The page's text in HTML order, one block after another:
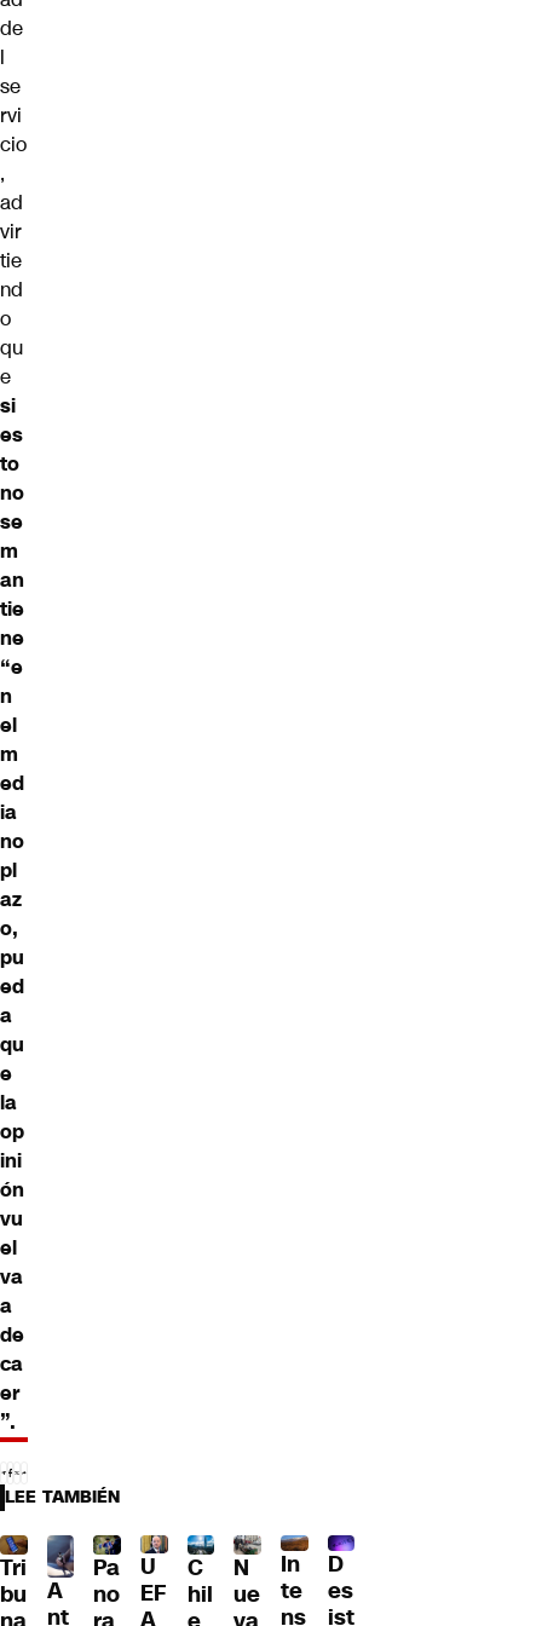
de
l
se
rvi
cio
,
ad
vir
tie
nd
o
qu
e
si
es
to
no
se
m
an
tie
ne
“e
n
el
m
ed
ia
no
pl
az
o,
pu
ed
a
qu
e
la
op
ini
ón
vu
el
va
a
de
ca
er
”.
LEE TAMBIÉN
Tri
bu
A
nt
Pa
no
U
EF
A
C
hil
N
ue
In
te
ns
D
es
ist